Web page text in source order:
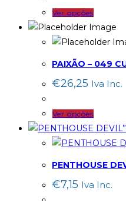
Ver opções
product
has
The
be
chosen
on
product
PAIXÃO – 049
€26,25 Iva Inc.
Ver opções
product
has
The
PENTHOUSE
€7,15 Iva Inc.